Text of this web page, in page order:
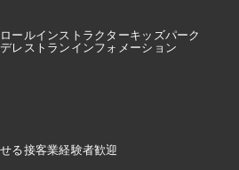
ールインストラクターキッズパーク
レストラン インフォメーション
る接客業経験者歓迎